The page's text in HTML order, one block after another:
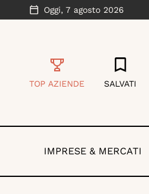
Oggi, 7 agosto 2026
TOP AZIENDE SALVATI
IMPRESE & MERCATI